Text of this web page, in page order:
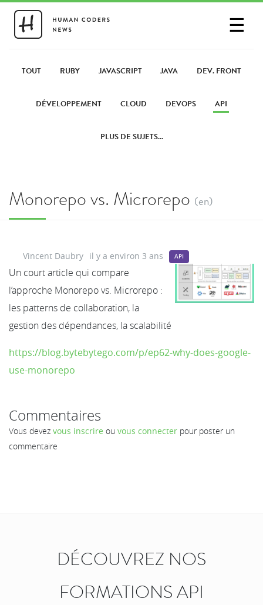
☰
PARTAGER UN LIEN
TOUT RUBY JAVASCRIPT JAVA DEV. FRONT
DÉVELOPPEMENT CLOUD DEVOPS API
PLUS DE SUJETS...
Monorepo vs. Microrepo (en)
Vincent Daubry il y a environ 3 ans API
Un court article qui compare
l’approche Monorepo vs. Microrepo :
les patterns de collaboration, la
gestion des dépendances, la scalabilité
https://blog.bytebytego.com/p/ep62-why-does-google-
use-monorepo
Commentaires
Vous devez vous inscrire ou vous connecter pour poster un
commentaire
DÉCOUVREZ NOS
FORMATIONS API